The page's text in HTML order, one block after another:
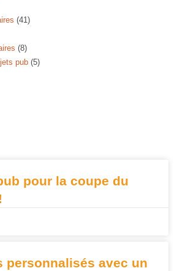
(41)
(8)
pub (5)
pour la coupe du
personnalisés avec un